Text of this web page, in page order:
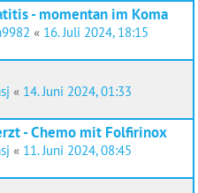
- momentan im Koma
« 16. Juli 2024, 18:15
« 14. Juni 2024, 01:33
- Chemo mit Folfirinox
« 11. Juni 2024, 08:45